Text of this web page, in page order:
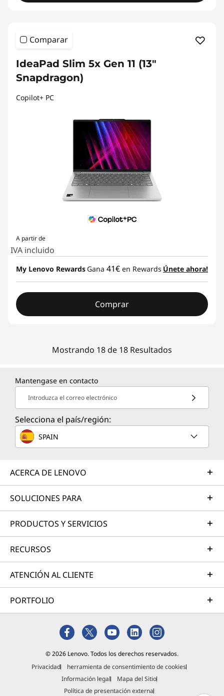
Comparar
IdeaPad Slim 5x Gen 11 (13"
Snapdragon)
Copilot+ PC
A partir de
IVA incluido
My Lenovo Rewards Gana 41€ en Rewards Únete ahora!
Comprar
Mostrando 18 de 18 Resultados
Mantengase en contacto
Introduzca el correo electrónico
Selecciona el país/región:
SPAIN
ACERCA DE LENOVO
SOLUCIONES PARA
PRODUCTOS Y SERVICIOS
RECURSOS
ATENCIÓN AL CLIENTE
PORTFOLIO
© 2026 Lenovo. Todos los derechos reservados.
Privacidad
herramienta de consentimiento de cookies
Información legal
Mapa del Sitio
Política de presentación externa